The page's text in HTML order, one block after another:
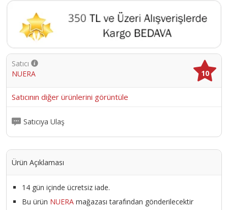
Satıcı
NUERA
10
Satıcının diğer ürünlerini görüntüle
Satıcıya Ulaş
Ürün Açıklaması
14 gün içinde ücretsiz iade.
Bu ürün NUERA mağazası tarafından gönderilecektir